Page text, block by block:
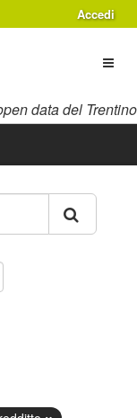
Accedi
data del Trentino